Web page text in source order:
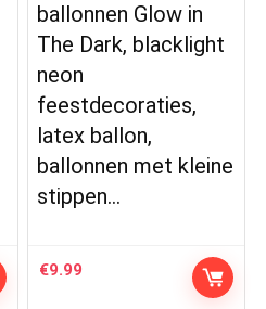
ballonnen Glow in
The Dark, blacklight
neon
feestdecoraties,
latex ballon,
ballonnen met kleine
stippen…
€9.99